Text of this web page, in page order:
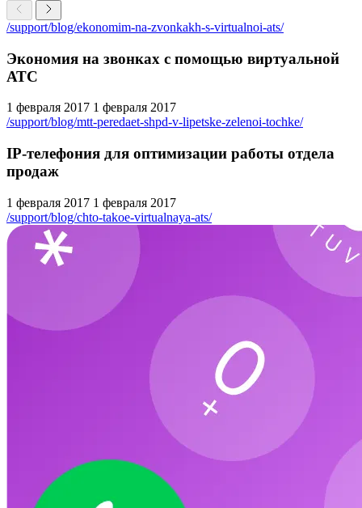
/support/blog/ekonomim-na-zvonkakh-s-virtualnoi-ats/
Экономия на звонках с помощью виртуальной
АТС
1 февраля 2017 1 февраля 2017
/support/blog/mtt-peredaet-shpd-v-lipetske-zelenoi-tochke/
IP-телефония для оптимизации работы отдела
продаж
1 февраля 2017 1 февраля 2017
/support/blog/chto-takoe-virtualnaya-ats/